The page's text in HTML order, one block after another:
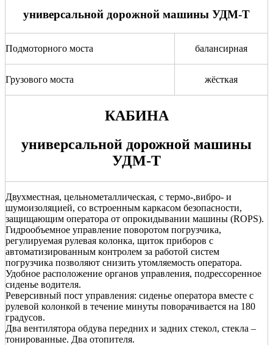
универсальной дорожной машины УДМ-Т
Подмоторного моста балансирная
Грузового моста жёсткая
КАБИНА
универсальной дорожной машины
УДМ-Т
Двухместная, цельнометаллическая, с термо-,вибро- и
шумоизоляцией, со встроенным каркасом безопасности,
защищающим оператора от опрокидывании машины (ROPS).
Гидрообъемное управление поворотом погрузчика,
регулируемая рулевая колонка, щиток приборов с
автоматизированным контролем за работой систем
погрузчика позволяют снизить утомляемость оператора.
Удобное расположение органов управления, подрессоренное
сиденье водителя.
Реверсивный пост управления: сиденье оператора вместе с
рулевой колонкой в течение минуты поворачивается на 180
градусов.
Два вентилятора обдува передних и задних стекол, стекла –
тонированные. Два отопителя.